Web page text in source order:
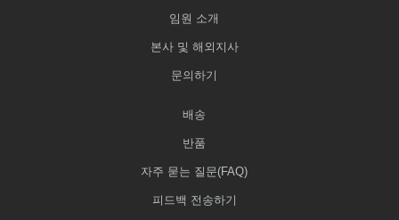
임원 소개
본사 및 해외지사
문의하기
배송
반품
자주 묻는 질문(FAQ)
피드백 전송하기